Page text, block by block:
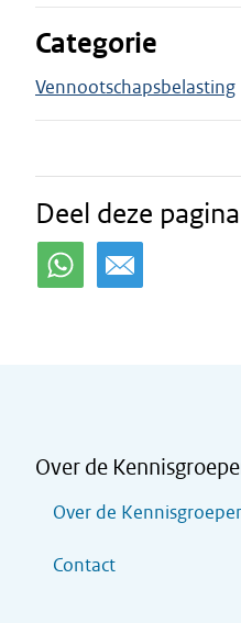
Categorie
Vennootschapsbelasting
Deel deze pagina
Over de
Over de
Contact